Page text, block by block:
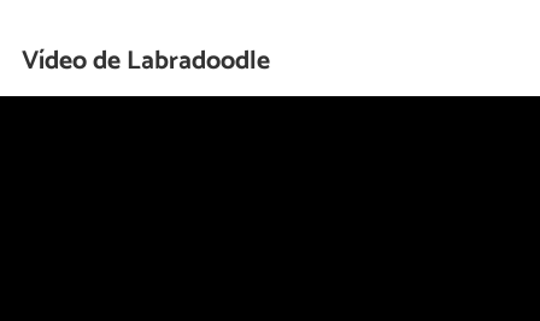
Vídeo de Labradoodle